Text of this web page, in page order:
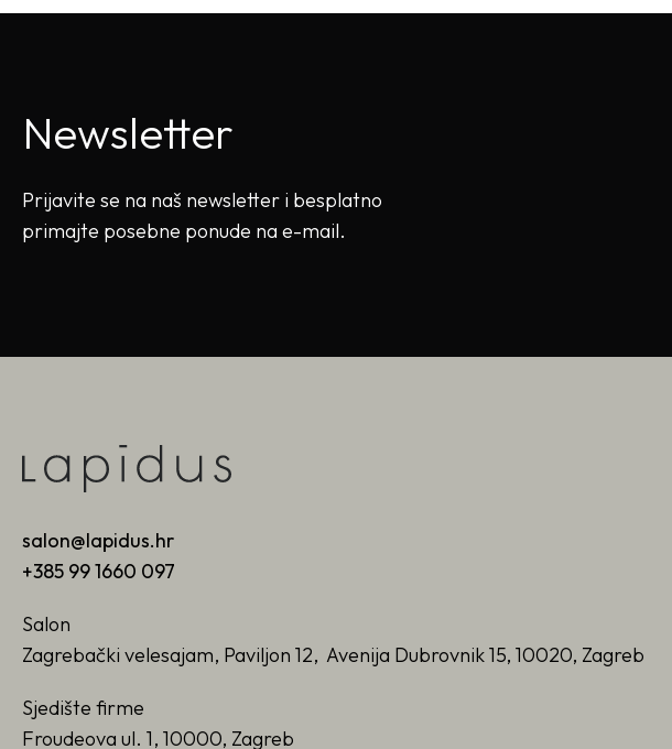
Newsletter
Prijavite se na naš newsletter i besplatno
primajte posebne ponude na e-mail.
salon@lapidus.hr
+385 99 1660 097
Salon
Zagrebački velesajam, Paviljon 12, Avenija Dubrovnik 15, 10020, Zagreb
Sjedište firme
Froudeova ul. 1, 10000, Zagreb